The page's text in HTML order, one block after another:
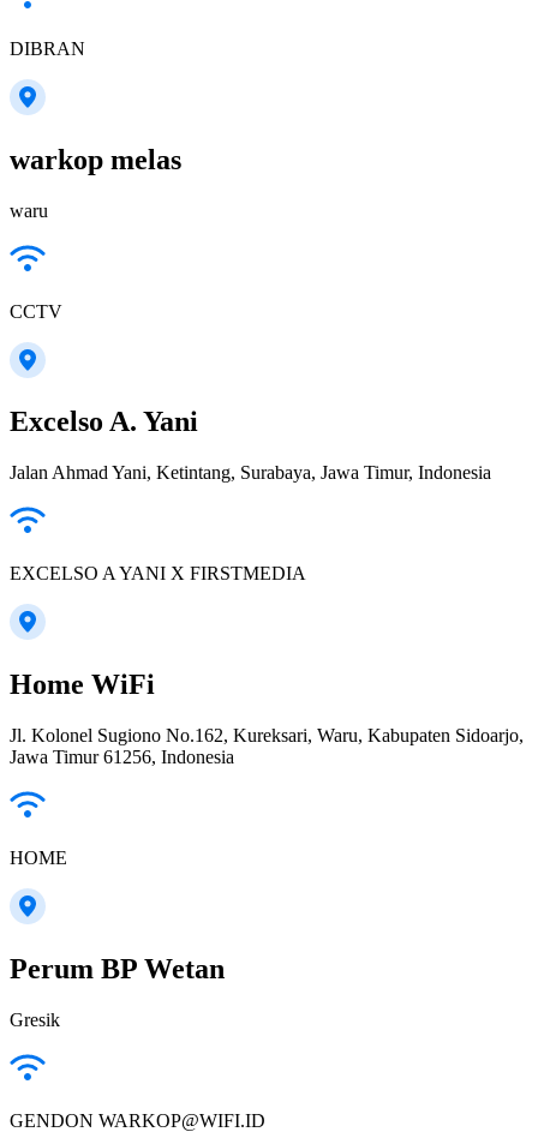
DIBRAN
warkop melas
waru
CCTV
Excelso A. Yani
Jalan Ahmad Yani, Ketintang, Surabaya, Jawa Timur, Indonesia
EXCELSO A YANI X FIRSTMEDIA
Home WiFi
Jl. Kolonel Sugiono No.162, Kureksari, Waru, Kabupaten Sidoarjo,
Jawa Timur 61256, Indonesia
HOME
Perum BP Wetan
Gresik
GENDON WARKOP@WIFI.ID